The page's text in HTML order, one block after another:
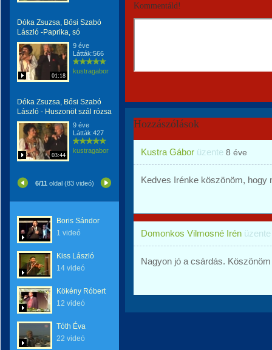
Dóka Zsuzsa, Bősi Szabó
László -Paprika, só
01:18
9 éve
Látták:566
kustragabor
Dóka Zsuzsa, Bősi Szabó
László - Huszonöt szál rózsa
03:44
9 éve
Látták:427
kustragabor
6/11 oldal (83 videó)
Boris Sándor
1 videó
Kiss László
14 videó
Kökény Róbert
12 videó
Tóth Éva
22 videó
Kommentáld!
Hozzászólások
Kustra Gábor üzente 8 éve
Kedves Irénke köszönöm, hogy
Domonkos Vilmosné Irén
Nagyon jó a csárdás.